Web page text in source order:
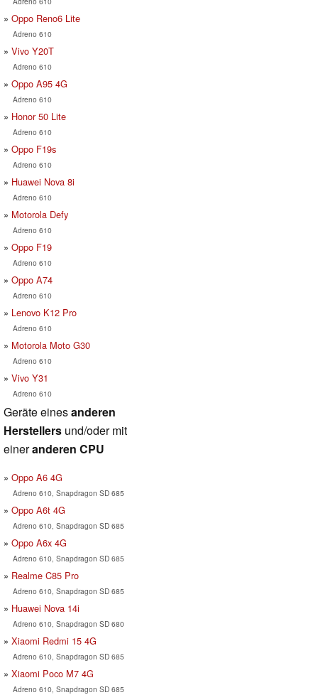
Oppo Reno6 Lite
Adreno 610
Vivo Y20T
Adreno 610
Oppo A95 4G
Adreno 610
Honor 50 Lite
Adreno 610
Oppo F19s
Adreno 610
Huawei Nova 8i
Adreno 610
Motorola Defy
Adreno 610
Oppo F19
Adreno 610
Oppo A74
Adreno 610
Lenovo K12 Pro
Adreno 610
Motorola Moto G30
Adreno 610
Vivo Y31
Adreno 610
Geräte einesanderen
Herstellers und/oder mit
eineranderen CPU
Oppo A6 4G
Adreno 610, Snapdragon SD 685
Oppo A6t 4G
Adreno 610, Snapdragon SD 685
Oppo A6x 4G
Adreno 610, Snapdragon SD 685
Realme C85 Pro
Adreno 610, Snapdragon SD 685
Huawei Nova 14i
Adreno 610, Snapdragon SD 680
Xiaomi Redmi 15 4G
Adreno 610, Snapdragon SD 685
Xiaomi Poco M7 4G
Adreno 610, Snapdragon SD 685